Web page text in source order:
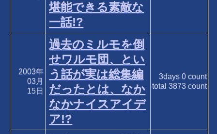
堪能できる素敵な
一話!?
2003年
03月
15日
過去のミルモを倒
せワルモ団、とい
う話が実は総集編
だったとは、なか
なかナイスアイデ
ア!?
3days 0count
total 3873count